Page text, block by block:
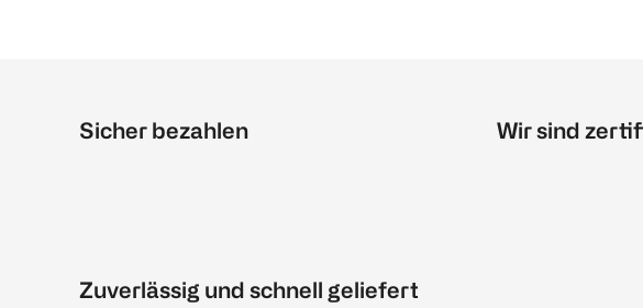
Sicher bezahlen
Zuverlässig und schnell geliefert
Wir sind